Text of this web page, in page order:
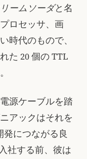
ームソーダと名
ロセッサ、画
時代のもので、
た 20 個の TTL
源ケーブルを踏
アックはそれを
につながる良
社する前、彼は